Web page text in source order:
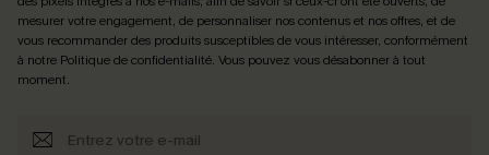
mesurer votre engagement, de personnaliser nos contenus et nos offres, et de
vous recommander des produits susceptibles de vous intéresser, conformément
à notre Politique de confidentialité. Vous pouvez vous désabonner à tout
moment.